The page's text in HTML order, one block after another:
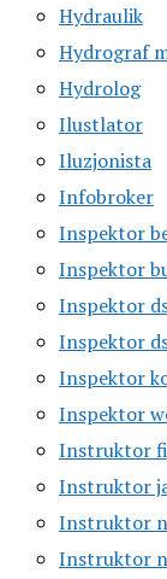
Hydraulik
Hydrograf
Hydrolog
Ilustlator
Iluzjonista
Infobroker
Inspektor
Inspektor
Inspektor
Inspektor
Inspektor
Inspektor
Instruktor
Instruktor
Instruktor
Instruktor